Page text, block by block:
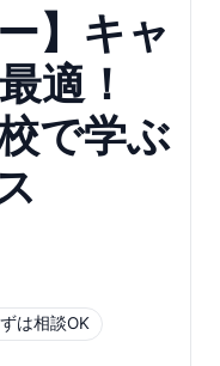
】キャ
適！
で学ぶ
は相談OK